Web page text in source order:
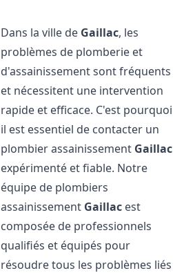
Dans la ville de Gaillac, les
problèmes de plomberie et
d'assainissement sont fréquents
et nécessitent une intervention
rapide et efficace. C'est pourquoi
il est essentiel de contacter un
plombier assainissement Gaillac
expérimenté et fiable. Notre
équipe de plombiers
assainissement Gaillac est
composée de professionnels
qualifiés et équipés pour
résoudre tous les problèmes liés